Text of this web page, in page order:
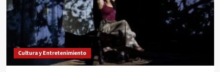
Cultura y Entretenimiento